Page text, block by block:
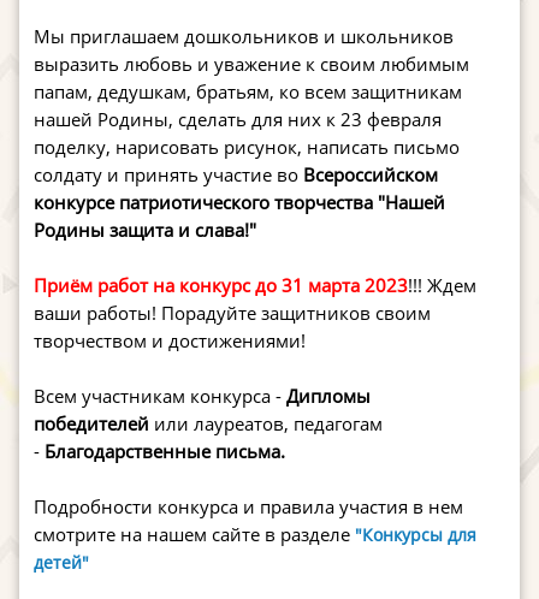
Мы приглашаем дошкольников и школьников
выразить любовь и уважение к своим любимым
папам, дедушкам, братьям, ко всем защитникам
нашей Родины, сделать для них к 23 февраля
поделку, нарисовать рисунок, написать письмо
солдату и принять участие во Всероссийском
конкурсе патриотического творчества "Нашей
Родины защита и слава!"
Приём работ на конкурс до 31 марта 2023!!! Ждем
ваши работы! Порадуйте защитников своим
творчеством и достижениями!
Всем участникам конкурса - Дипломы
победителей или лауреатов, педагогам
- Благодарственные письма.
Подробности конкурса и правила участия в нем
смотрите на нашем сайте в разделе "Конкурсы для
детей"